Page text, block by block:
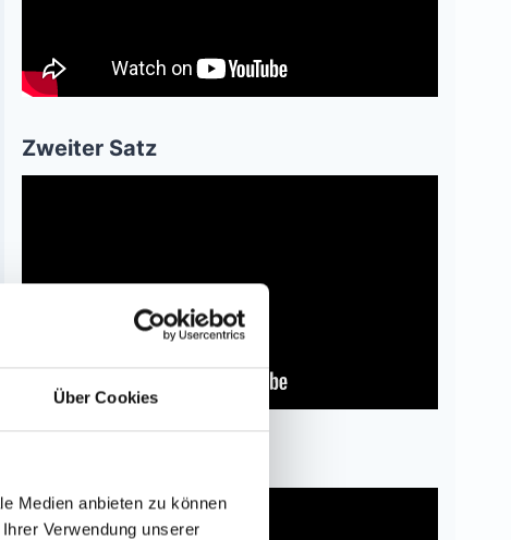
Über Cookies
Medien anbieten zu können
Verwendung unserer
Zweiter Satz